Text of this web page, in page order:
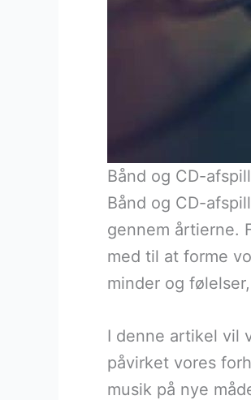
Bånd og CD-
Bånd og CD-
gennem årtierne.
med til at forme
minder og
I denne artikel vil
påvirket vores
musik på nye